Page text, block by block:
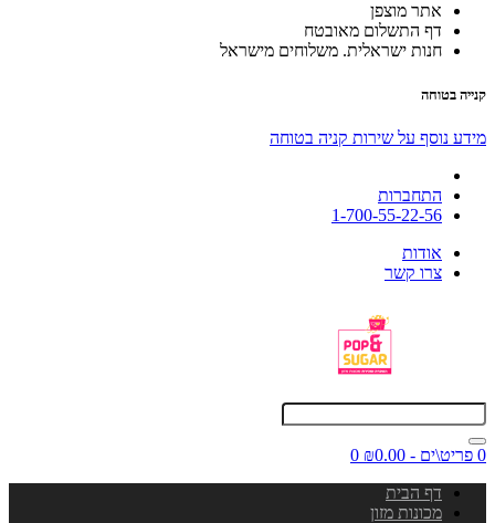
אתר מוצפן
דף התשלום מאובטח
חנות ישראלית. משלוחים מישראל
קנייה בטוחה
מידע נוסף על שירות קניה בטוחה
התחברות
1-700-55-22-56
אודות
צרו קשר
0 פריט\ים - ₪0.00
0
דף הבית
מכונות מזון